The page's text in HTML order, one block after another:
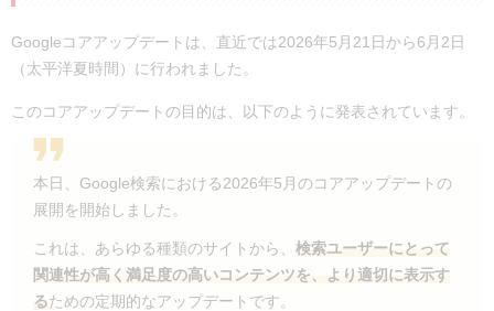
Googleコアアップデートは、直近では2026年5月21日から6月2日
（太平洋夏時間）に行われました。
このコアアップデートの目的は、以下のように発表されています。
本日、Google検索における2026年5月のコアアップデートの
展開を開始しました。
これは、あらゆる種類のサイトから、 検索ユーザーにとって
関連性が高く満足度の高いコンテンツを、より適切に表示す
るための定期的なアップデートです。